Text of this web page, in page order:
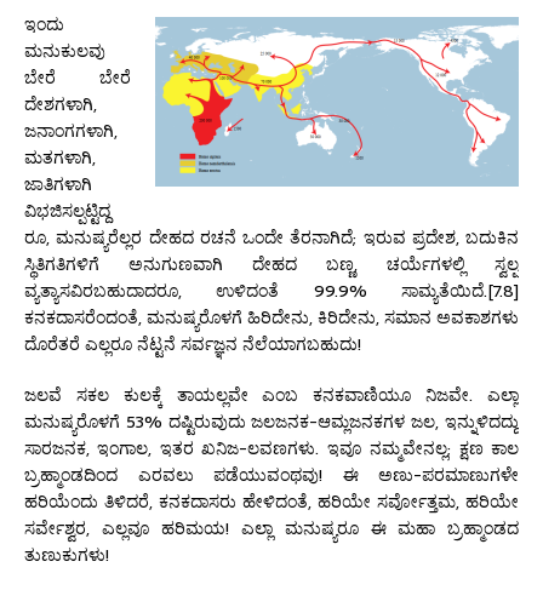
ಇಂದು
ಮನುಕುಲವು
ಬೇರೆ ಬೇರೆ
ದೇಶಗಳಾಗಿ,
ಜನಾಂಗಗಳಾಗಿ,
ಮತಗಳಾಗಿ,
ಜಾತಿಗಳಾಗಿ
ವಿಭಜಿಸಲ್ಪಟ್ಟಿದ್ದ
ರೂ, ಮನುಷ್ಯರೆಲ್ಲರ ದೇಹದ ರಚನೆ ಒಂದೇ ತೆರನಾಗಿದೆ; ಇರುವ ಪ್ರದೇಶ, ಬದುಕಿನ
ಸ್ಥಿತಿಗತಿಗಳಿಗೆ ಅನುಗುಣವಾಗಿ ದೇಹದ ಬಣ್ಣ, ಚರ್ಯೆಗಳಲ್ಲಿ ಸ್ವಲ್ಪ
ವ್ಯತ್ಯಾಸವಿರಬಹುದಾದರೂ, ಉಳಿದಂತೆ 99.9% ಸಾಮ್ಯತೆಯಿದೆ.[7.8]
ಕನಕದಾಸರೆಂದಂತೆ, ಮನುಷ್ಯರೊಳಗೆ ಹಿರಿದೇನು, ಕಿರಿದೇನು, ಸಮಾನ ಅವಕಾಶಗಳು
ದೊರೆತರೆ ಎಲ್ಲರೂ ನೆಟ್ಟನೆ ಸರ್ವಜ್ಞನ ನೆಲೆಯಾಗಬಹುದು!
ಜಲವೆ ಸಕಲ ಕುಲಕ್ಕೆ ತಾಯಲ್ಲವೇ ಎಂಬ ಕನಕವಾಣಿಯೂ ನಿಜವೇ. ಎಲ್ಲಾ
ಮನುಷ್ಯರೊಳಗೆ 53% ದಷ್ಟಿರುವುದು ಜಲಜನಕ-ಆಮ್ಲಜನಕಗಳ ಜಲ, ಇನ್ನುಳಿದದ್ದು
ಸಾರಜನಕ, ಇಂಗಾಲ, ಇತರ ಖನಿಜ-ಲವಣಗಳು. ಇವೂ ನಮ್ಮವೇನಲ್ಲ; ಕ್ಷಣ ಕಾಲ
ಬ್ರಹ್ಮಾಂಡದಿಂದ ಎರವಲು ಪಡೆಯುವಂಥವು! ಈ ಅಣು-ಪರಮಾಣುಗಳೇ
ಹರಿಯೆಂದು ತಿಳಿದರೆ, ಕನಕದಾಸರು ಹೇಳಿದಂತೆ, ಹರಿಯೇ ಸರ್ವೋತ್ತಮ, ಹರಿಯೇ
ಸರ್ವೇಶ್ವರ, ಎಲ್ಲವೂ ಹರಿಮಯ! ಎಲ್ಲಾ ಮನುಷ್ಯರೂ ಈ ಮಹಾ ಬ್ರಹ್ಮಾಂಡದ
ತುಣುಕುಗಳು!